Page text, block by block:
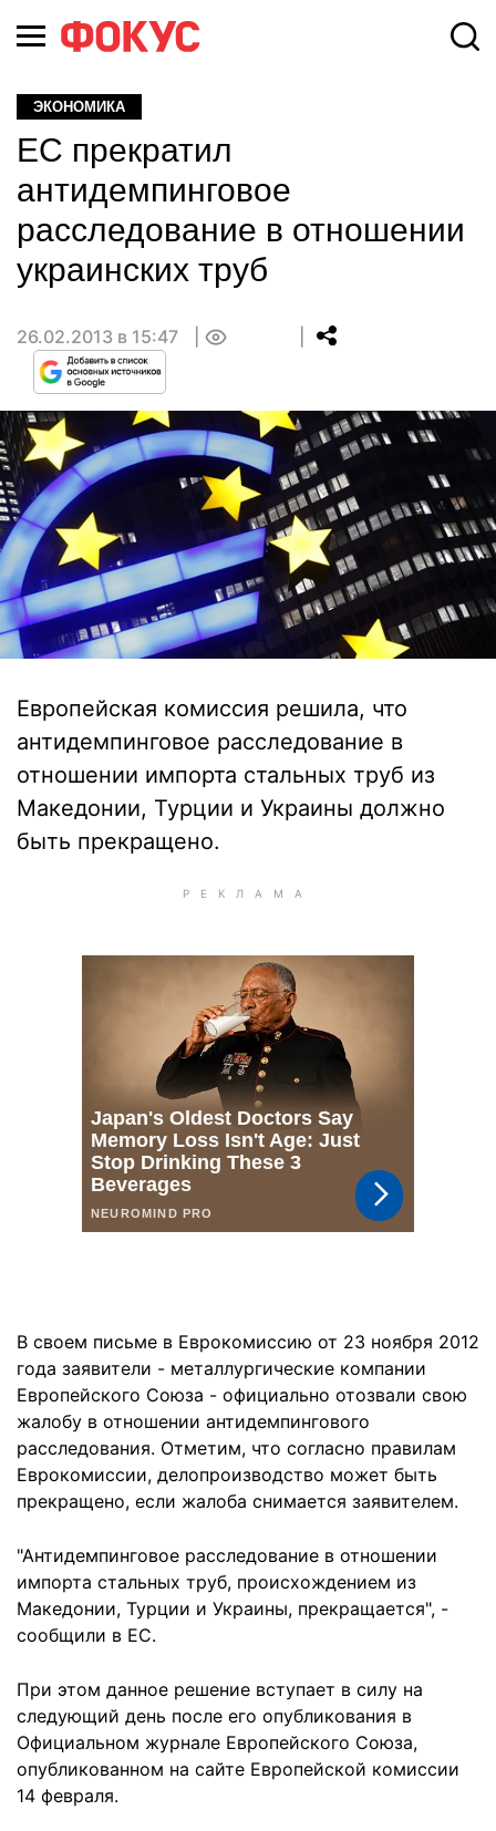
ЭКОНОМИКА
ЕС прекратил
антидемпинговое
расследование в отношении
украинских труб
26.02.2013 в 15:47
Европейская комиссия решила, что
антидемпинговое расследование в
отношении импорта стальных труб из
Македонии, Турции и Украины должно
быть прекращено.
В своем письме в Еврокомиссию от 23 ноября 2012
года заявители - металлургические компании
Европейского Союза - официально отозвали свою
жалобу в отношении антидемпингового
расследования. Отметим, что согласно правилам
Еврокомиссии, делопроизводство может быть
прекращено, если жалоба снимается заявителем.
"Антидемпинговое расследование в отношении
импорта стальных труб, происхождением из
Македонии, Турции и Украины, прекращается", -
сообщили в ЕС.
При этом данное решение вступает в силу на
следующий день после его опубликования в
Официальном журнале Европейского Союза,
опубликованном на сайте Европейской комиссии
14 февраля.